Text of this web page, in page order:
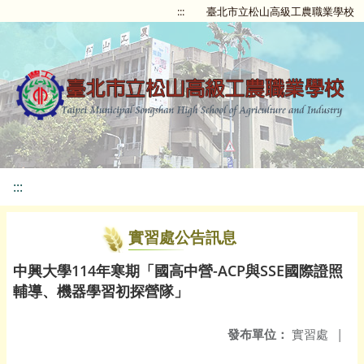
::: 臺北市立松山高級工農職業學校
:::
實習處公告訊息
中興大學114年寒期「國高中營-ACP與SSE國際證照
輔導、機器學習初探營隊」
發布單位： 實習處 |